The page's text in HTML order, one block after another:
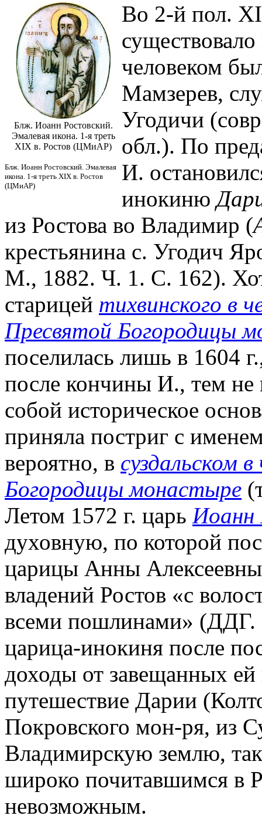
Блж. Иоанн Ростовский.
Эмалевая икона. 1-я треть
XIX в. Ростов (ЦМиАР)
Блж. Иоанн Ростовский. Эмалевая
икона. 1-я треть XIX в. Ростов
(ЦМиАР)
Во 2-й пол.
человеком
Мамзерев,
Угодичи
обл.). По
И.
инокиню
из Ростова во Владимир (
крестьянина с. Угодич
М., 1882. Ч. 1. С. 162).
старицей тихвинского в
Пресвятой Богородицы
поселилась лишь в 1604
после кончины И., тем не
собой историческое
приняла постриг с
вероятно, в суздальском
Богородицы монастыре
Летом 1572 г. царь Иоанн
духовную, по которой
царицы Анны
владений Ростов «с
всеми пошлинами»
царица-инокиня после
доходы от завещанных ей
путешествие Дарии
Покровского мон-ря, из
Владимирскую землю,
широко почитавшимся в
невозможным.